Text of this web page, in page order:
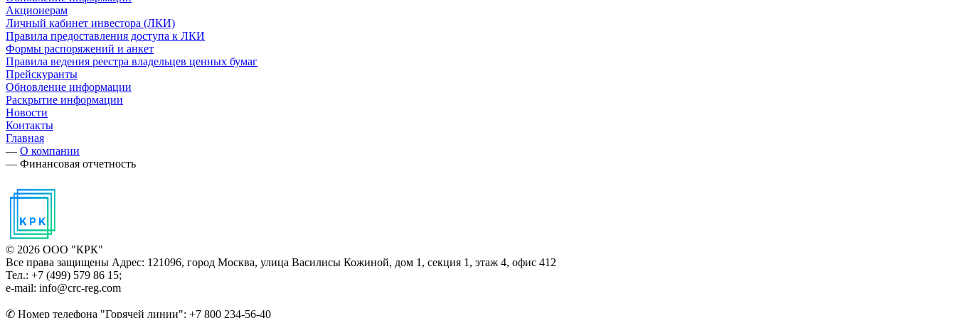
Акционерам
Личный кабинет инвестора (ЛКИ)
Правила предоставления доступа к ЛКИ
Формы распоряжений и анкет
Правила ведения реестра владельцев ценных бумаг
Прейскуранты
Обновление информации
Раскрытие информации
Новости
Контакты
Главная
— О компании
— Финансовая отчетность
© 2026 ООО "КРК"
Все права защищены Адрес: 121096, город Москва, улица Василисы Кожиной, дом 1, секция 1, этаж 4, офис 412
Тел.: +7 (499) 579 86 15;
e-mail: info@crc-reg.com
✆ Номер телефона "Горячей линии": +7 800 234-56-40